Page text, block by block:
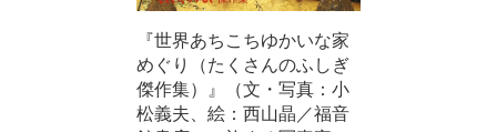
『世界あちこちゆかいな家
めぐり（たくさんのふしぎ
傑作集）』（文・写真：小
松義夫、絵：西山晶／福音